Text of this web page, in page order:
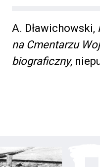
A. Dławichowski,
na Cmentarzu
biograficzny,